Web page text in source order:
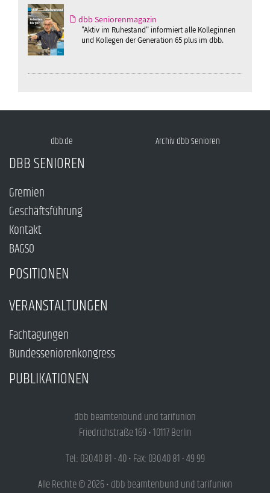
dbb Seniorenmagazin
"Aktiv im Ruhestand" informiert alle Kolleginnen
und Kollegen der Generation 65 plus im dbb.
dbb.de Archiv dbb Senioren
DBB SENIOREN
Gremien
Geschäftsführung
Kontakt
BAGSO
POSITIONEN
VERANSTALTUNGEN
Fachtagungen
Bundesseniorenkongress
PUBLIKATIONEN
dbb beamtenbund und tarifunion
Friedrichstraße 169 • 10117 Berlin
Tel.: 030.40 81 - 40 • Fax: 030.40 81 - 49 99
Alle Rechte © 2026 • dbb beamtenbund und tarifunion